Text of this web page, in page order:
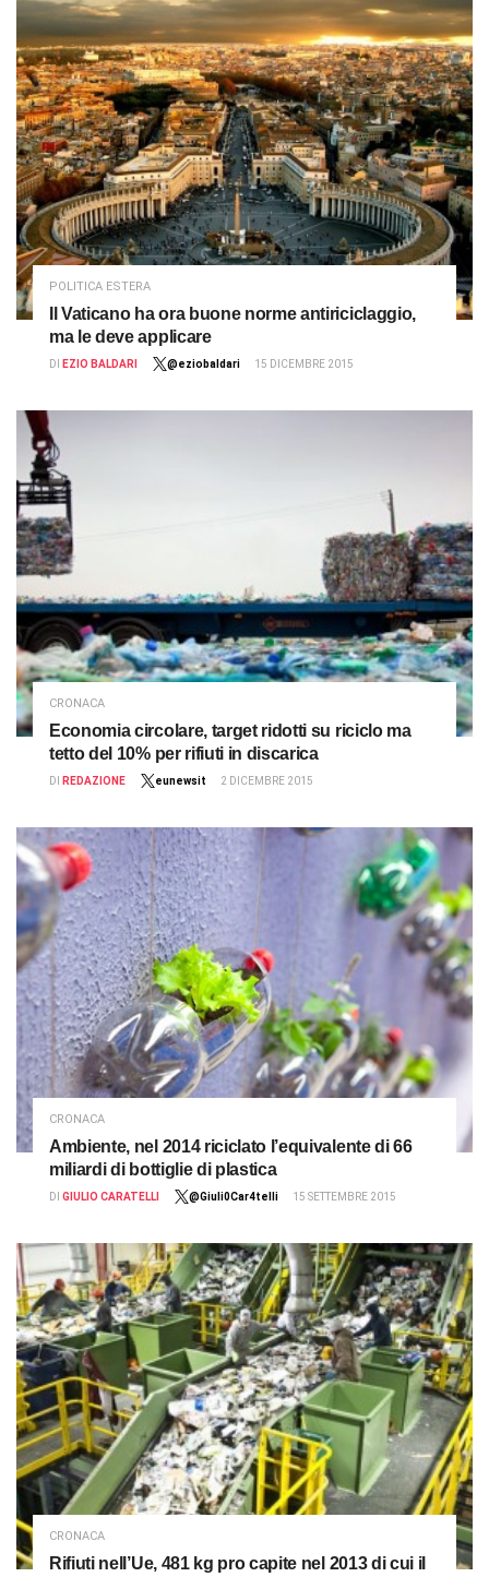
POLITICA ESTERA
Il Vaticano ha ora buone norme antiriciclaggio,
ma le deve applicare
DI EZIO BALDARI @eziobaldari 15 DICEMBRE 2015
CRONACA
Economia circolare, target ridotti su riciclo ma
tetto del 10% per rifiuti in discarica
DI REDAZIONE eunewsit 2 DICEMBRE 2015
CRONACA
Ambiente, nel 2014 riciclato l’equivalente di 66
miliardi di bottiglie di plastica
DI GIULIO CARATELLI @Giuli0Car4telli 15 SETTEMBRE 2015
CRONACA
Rifiuti nell’Ue, 481 kg pro capite nel 2013 di cui il